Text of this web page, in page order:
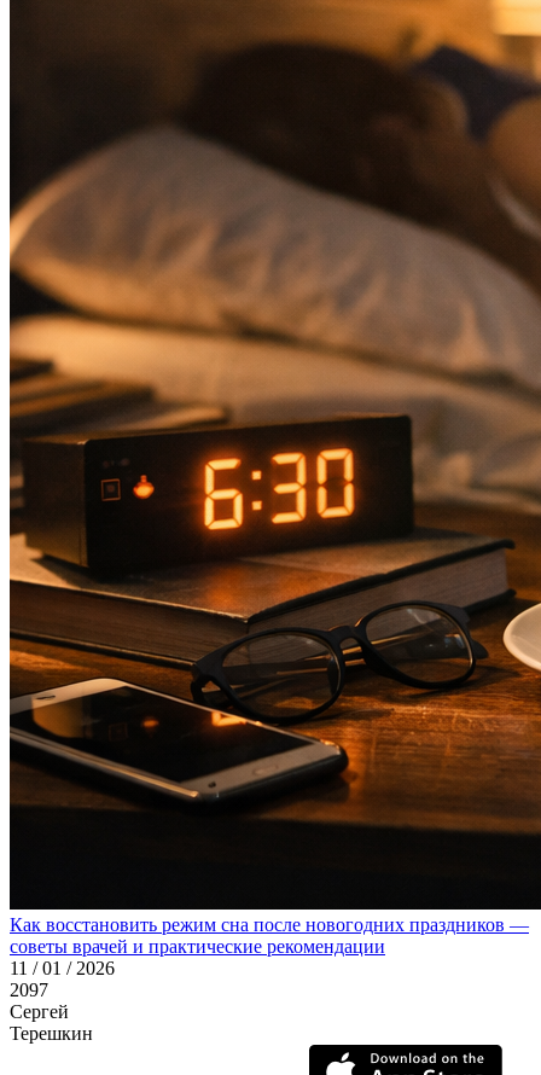
Как восстановить режим сна после новогодних праздников —
советы врачей и практические рекомендации
11 / 01 / 2026
2097
Сергей
Терешкин